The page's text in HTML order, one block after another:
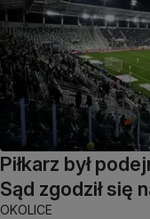
Piłkarz był
Sąd zgodził się
OKOLICE